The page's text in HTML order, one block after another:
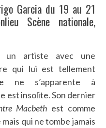
Garcia du 19 au 21
Scène nationale,
un artiste avec une
qui lui est tellement
ne s’apparente à
est insolite. Son dernier
Macbeth est comme
qui ne tombe jamais